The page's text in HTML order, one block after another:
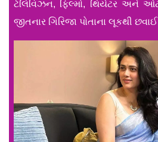
ટેલિવિઝન, ફિલ્મો, થિયેટર અને
જીતનાર ગિરિજા પોતાના લૂકથી